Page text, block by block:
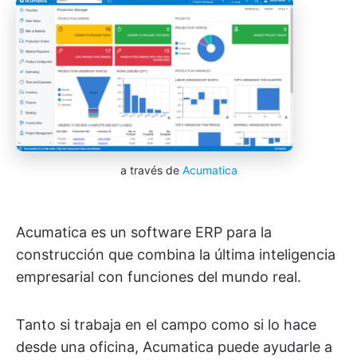
a través de Acumatica
Acumatica es un software ERP para la
construcción que combina la última inteligencia
empresarial con funciones del mundo real.
Tanto si trabaja en el campo como si lo hace
desde una oficina, Acumatica puede ayudarle a